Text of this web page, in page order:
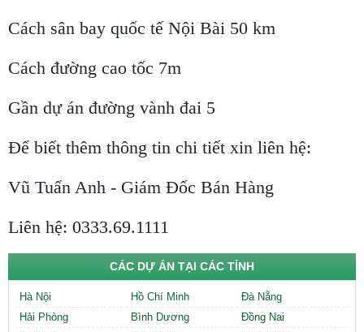
Cách sân bay quốc tế Nội Bài 50 km
Cách đường cao tốc 7m
Gần dự án đường vành đai 5
Để biết thêm thông tin chi tiết xin liên hệ:
Vũ Tuấn Anh - Giám Đốc Bán Hàng
Liên hệ: 0333.69.1111
CÁC DỰ ÁN TẠI CÁC TỈNH
Hà Nội Hồ Chí Minh
Đà Nẵng
Hải Phòng
Bình Dương
Đồng Nai